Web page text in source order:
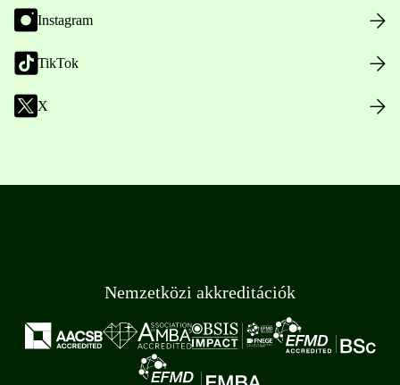
Instagram
TikTok
X
Nemzetközi akkreditációk